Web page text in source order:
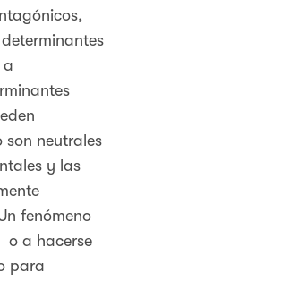
a
son neutrales
y las
fenómeno
o a hacerse
para